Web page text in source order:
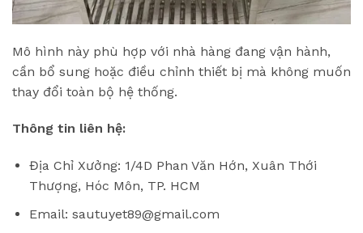
Mô hình này phù hợp với nhà hàng đang vận hành,
cần bổ sung hoặc điều chỉnh thiết bị mà không muốn
thay đổi toàn bộ hệ thống.
Thông tin liên hệ:
Địa Chỉ Xưởng: 1/4D Phan Văn Hớn, Xuân Thới
Thượng, Hóc Môn, TP. HCM
Email: sautuyet89@gmail.com